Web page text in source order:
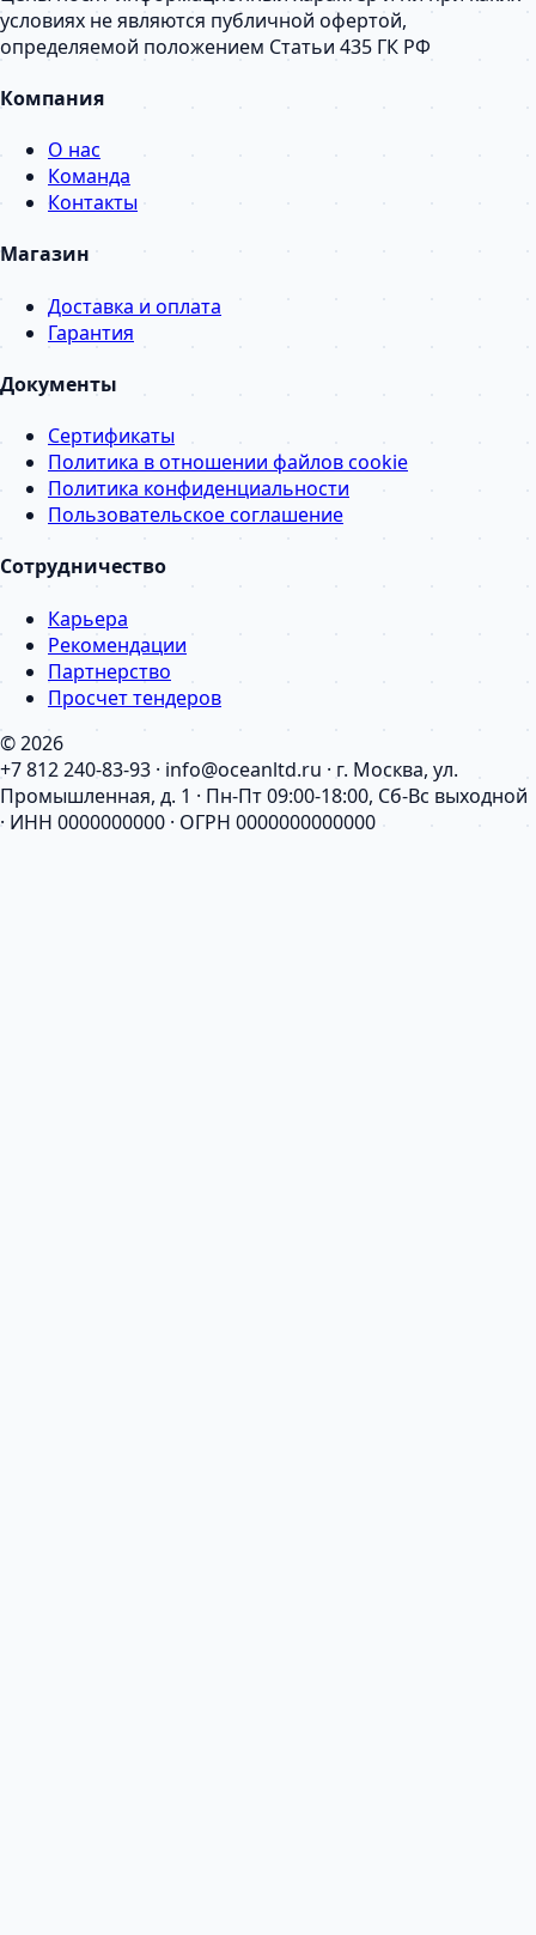
условиях не являются публичной офертой,
определяемой положением Статьи 435 ГК РФ
Компания
О нас
Команда
Контакты
Магазин
Доставка и оплата
Гарантия
Документы
Сертификаты
Политика в отношении файлов cookie
Политика конфиденциальности
Пользовательское соглашение
Сотрудничество
Карьера
Рекомендации
Партнерство
Просчет тендеров
© 2026
+7 812 240-83-93 · info@oceanltd.ru · г. Москва, ул.
Промышленная, д. 1 · Пн-Пт 09:00-18:00, Сб-Вс выходной
· ИНН 0000000000 · ОГРН 0000000000000